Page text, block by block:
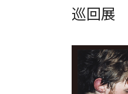
巡回展